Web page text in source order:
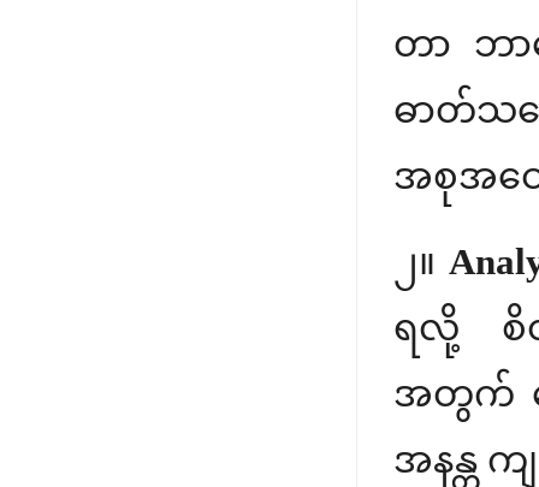
တာ ဘာ
ဓာတ်သ
အစုအဝ
၂။
ရလို့ စိတ်
အတွက် န
အနန္တ